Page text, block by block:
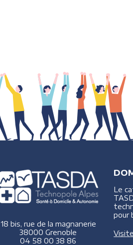
18 bis, rue de la magnanerie
38000 Grenoble
04 58 00 38 86
Le
pour